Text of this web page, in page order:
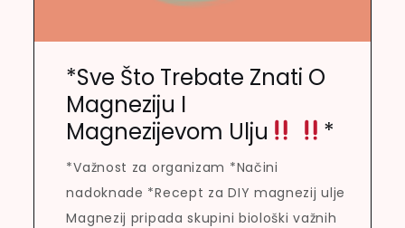
*Sve Što Trebate Znati O
Magneziju I
Magnezijevom Ulju
*
*Važnost za organizam *Načini
nadoknade *Recept za DIY magnezij ulje
Magnezij pripada skupini biološki važnih